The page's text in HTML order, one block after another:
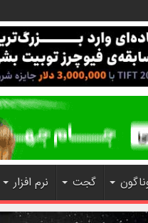
گجت نرم افزار